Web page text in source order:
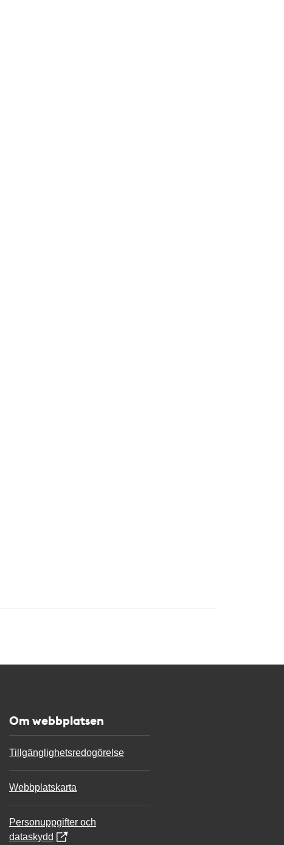
Om webbplatsen
Tillgänglighetsredogörelse
Webbplatskarta
Personuppgifter och
dataskydd